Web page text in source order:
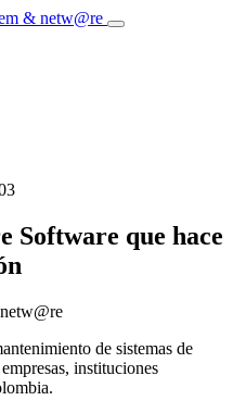
Software que hace
de sistemas de
instituciones